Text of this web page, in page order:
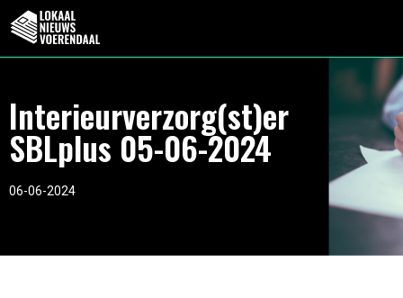
Interieurverzorg(st)er
SBLplus 05-06-2024
06-06-2024